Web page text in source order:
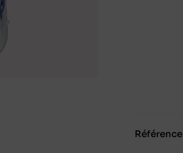
Référence